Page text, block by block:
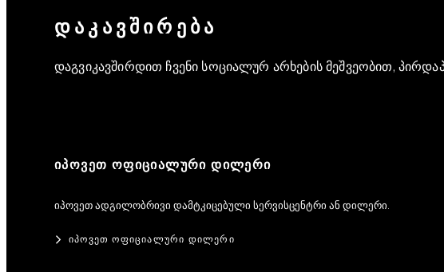
ᲓᲐᲙᲐᲕᲨᲘᲠᲔᲑᲐ
დაგვიკავშირდით ჩვენი სოციალურ არხების მეშვეობით,
ᲘᲞᲝᲕᲔᲗ ᲝᲤᲘᲪᲘᲐᲚᲣᲠᲘ ᲓᲘᲚᲔᲠᲘ
იპოვეთ ადგილობრივი დამტკიცებული სერვისცენტრი ან დილერი.
ᲘᲞᲝᲕᲔᲗ ᲝᲤᲘᲪᲘᲐᲚᲣᲠᲘ ᲓᲘᲚᲔᲠᲘ